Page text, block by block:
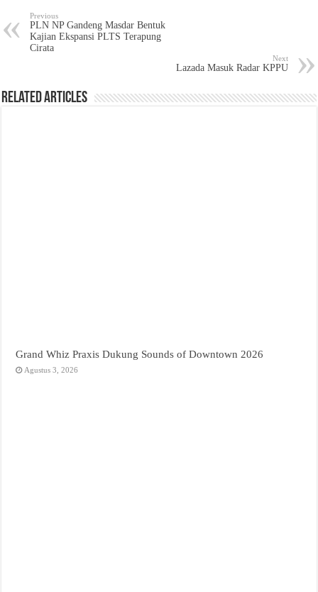
Previous
PLN NP Gandeng Masdar Bentuk
Kajian Ekspansi PLTS Terapung
Cirata
Next
Lazada Masuk Radar KPPU
Related Articles
Grand Whiz Praxis Dukung Sounds of Downtown 2026
Agustus 3, 2026